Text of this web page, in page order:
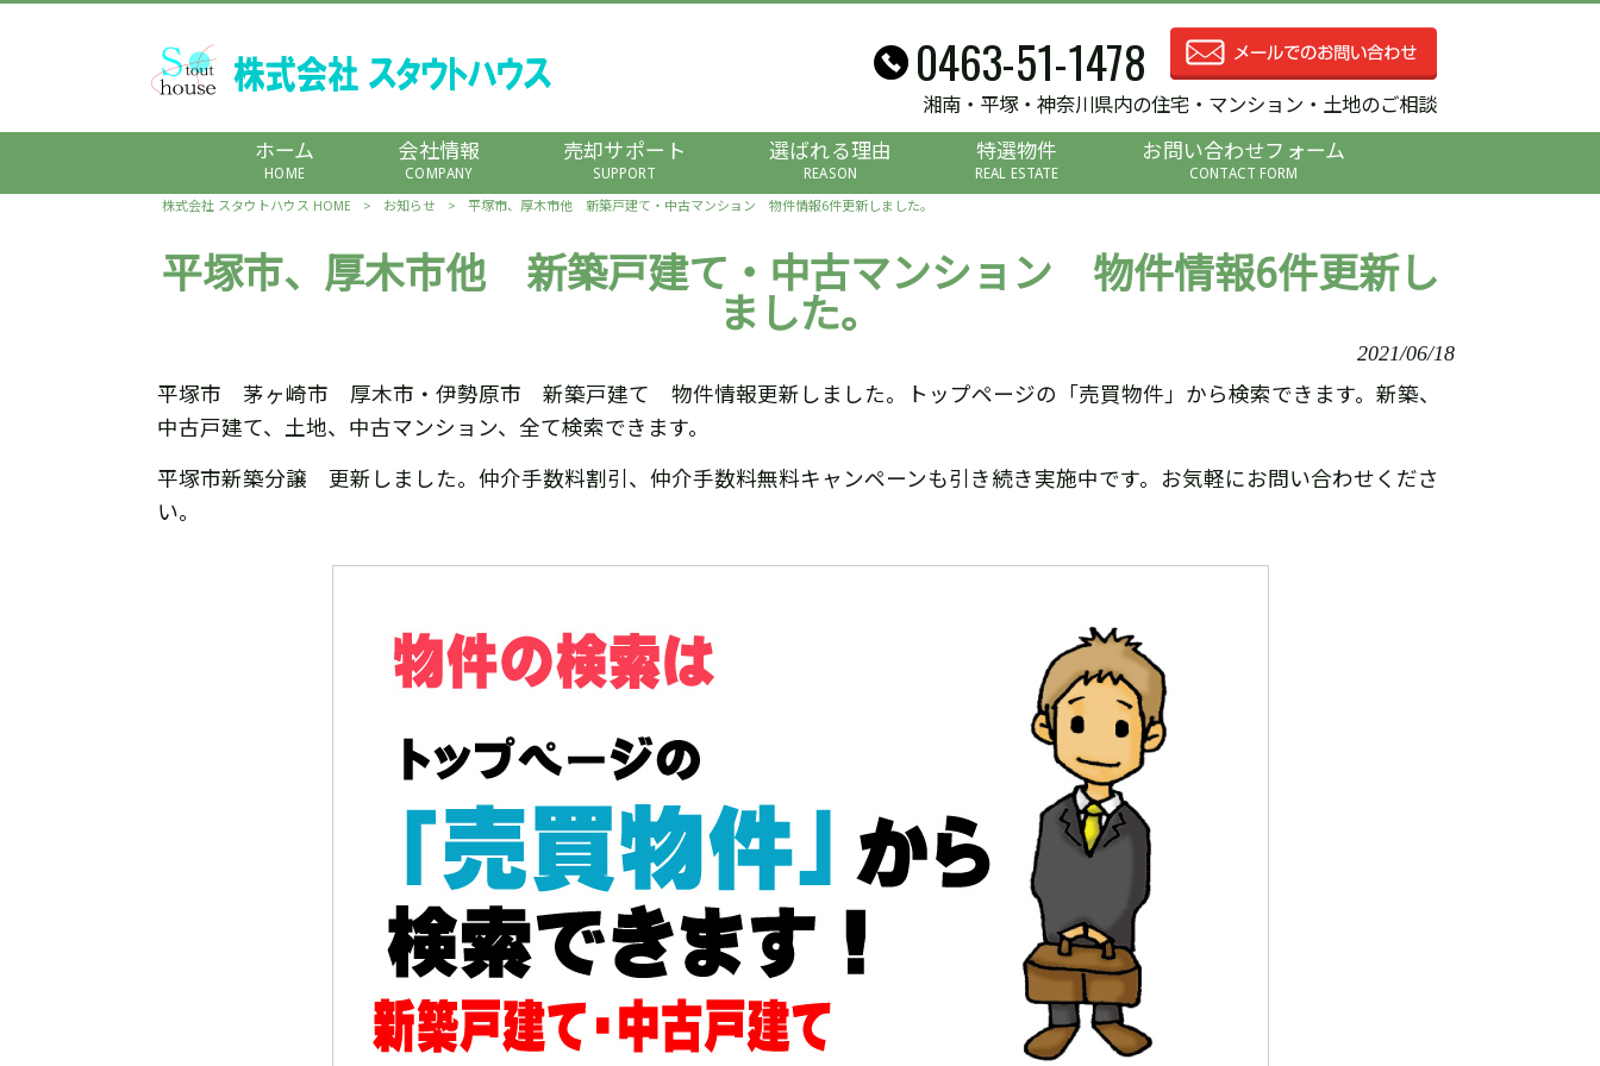
0463-51-1478
湘南・平塚・神奈川県内の住宅・マンション・土地のご相談
ホーム
HOME
会社情報
COMPANY
売却サポート
SUPPORT
選ばれる理由
REASON
特選物件
REAL ESTATE
お問い合わせフォーム
CONTACT FORM
株式会社 スタウトハウス HOME > お知らせ > 平塚市、厚木市他 新築戸建て・中古マンション 物件情報6件更新しました。
平塚市、厚木市他 新築戸建て・中古マンション 物件情報6件更新し
ました。
2021/06/18
平塚市 茅ヶ崎市 厚木市・伊勢原市 新築戸建て 物件情報更新しました。トップページの「売買物件」から検索できます。新築、
中古戸建て、土地、中古マンション、全て検索できます。
平塚市新築分譲 更新しました。仲介手数料割引、仲介手数料無料キャンペーンも引き続き実施中です。お気軽にお問い合わせくださ
い。